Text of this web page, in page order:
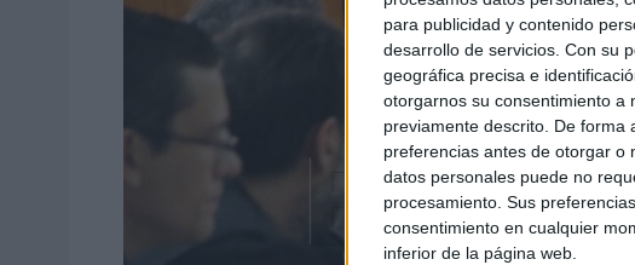
para publicidad y contenido
desarrollo de servicios. Con su
geográfica precisa e
otorgarnos su consentimiento a
previamente descrito. De forma
preferencias antes de otorgar o
datos personales puede no
procesamiento. Sus
consentimiento en cualquier
inferior de la página web.